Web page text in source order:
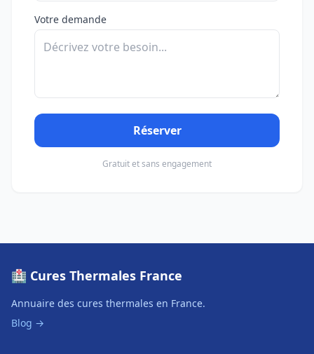
Votre demande
Réserver
Gratuit et sans engagement
🏥 Cures Thermales France
Annuaire des cures thermales en France.
Blog →